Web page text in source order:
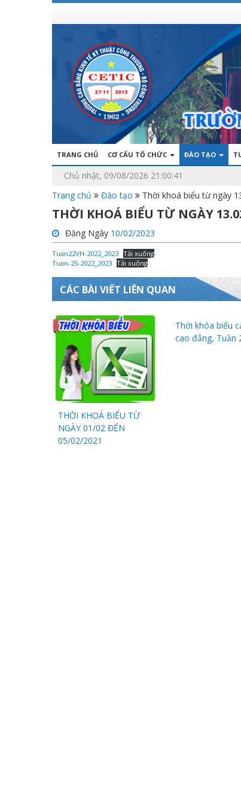
TRANG CHỦ CƠ CẤU TỔ CHỨC ĐÀO TẠO
Chủ nhật, 09/08/2026 21:00:41
Trang chủ
Đào tạo Thời khoá biểu từ ngày
THỜI KHOÁ BIỂU TỪ NGÀY
Đăng Ngày 10/02/2023
Tuan22VH-2022_2023 Tải xuống
Tuan-25-2022_2023 Tải xuống
CÁC BÀI VIẾT LIÊN QUAN
THỜI KHOÁ BIỂU TỪ
NGÀY 01/02 ĐẾN
05/02/2021
Thời khóa biểu
cao đẳng, Tuần